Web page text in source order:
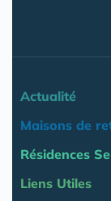
Actualité
Maisons de
Résidences
Liens Utiles